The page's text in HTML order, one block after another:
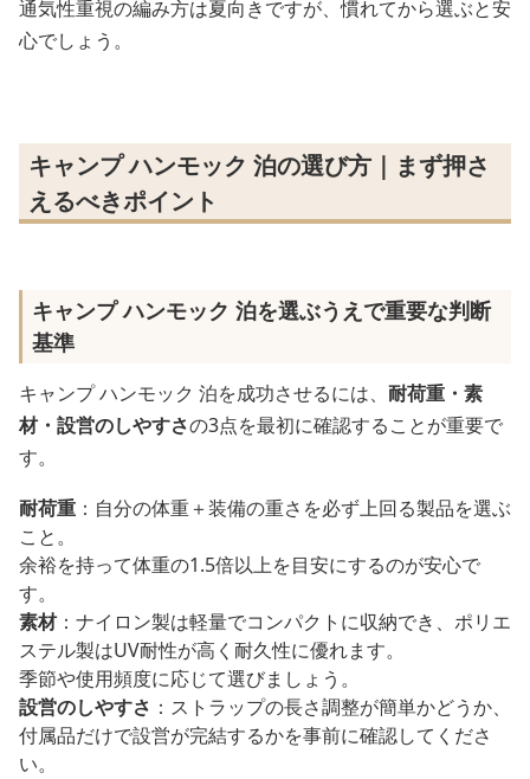
通気性重視の編み方は夏向きですが、慣れてから選ぶと安
心でしょう。
キャンプ ハンモック 泊の選び方｜まず押さ
えるべきポイント
キャンプ ハンモック 泊を選ぶうえで重要な判断
基準
キャンプ ハンモック 泊を成功させるには、 耐荷重・素
材・設営のしやすさの3点を最初に確認することが重要で
す。
耐荷重 ：自分の体重＋装備の重さを必ず上回る製品を選ぶ
こと。
余裕を持って体重の1.5倍以上を目安にするのが安心で
す。
素材：ナイロン製は軽量でコンパクトに収納でき、ポリエ
ステル製はUV耐性が高く耐久性に優れます。
季節や使用頻度に応じて選びましょう。
設営のしやすさ ：ストラップの長さ調整が簡単かどうか、
付属品だけで設営が完結するかを事前に確認してくださ
い。